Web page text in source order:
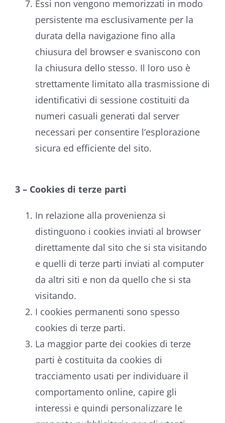
Essi non vengono memorizzati in modo
persistente ma esclusivamente per la
durata della navigazione fino alla
chiusura del browser e svaniscono con
la chiusura dello stesso. Il loro uso è
strettamente limitato alla trasmissione di
identificativi di sessione costituiti da
numeri casuali generati dal server
necessari per consentire l’esplorazione
sicura ed efficiente del sito.
3 – Cookies di terze parti
In relazione alla provenienza si
distinguono i cookies inviati al browser
direttamente dal sito che si sta visitando
e quelli di terze parti inviati al computer
da altri siti e non da quello che si sta
visitando.
I cookies permanenti sono spesso
cookies di terze parti.
La maggior parte dei cookies di terze
parti è costituita da cookies di
tracciamento usati per individuare il
comportamento online, capire gli
interessi e quindi personalizzare le